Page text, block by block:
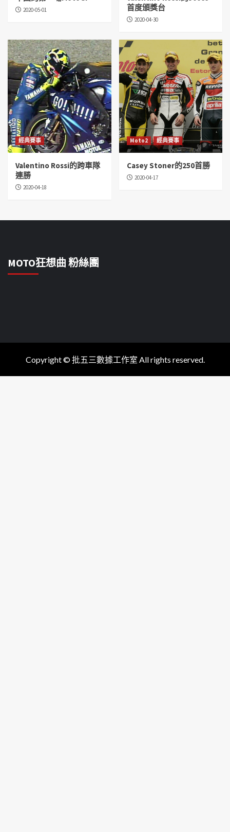
2020-05-01
首度頒獎台
2020-04-30
經典賽事
Valentino Rossi的跨車隊
連勝
2020-04-18
Moto2 經典賽事
Casey Stoner的250首勝
2020-04-17
MOTO狂想曲 粉絲團
Copyright © 批五三數據工作室 All rights reserved.